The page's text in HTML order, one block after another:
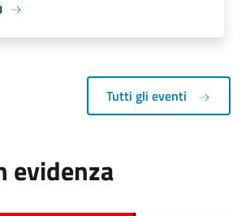
Tutti gli eventi
evidenza